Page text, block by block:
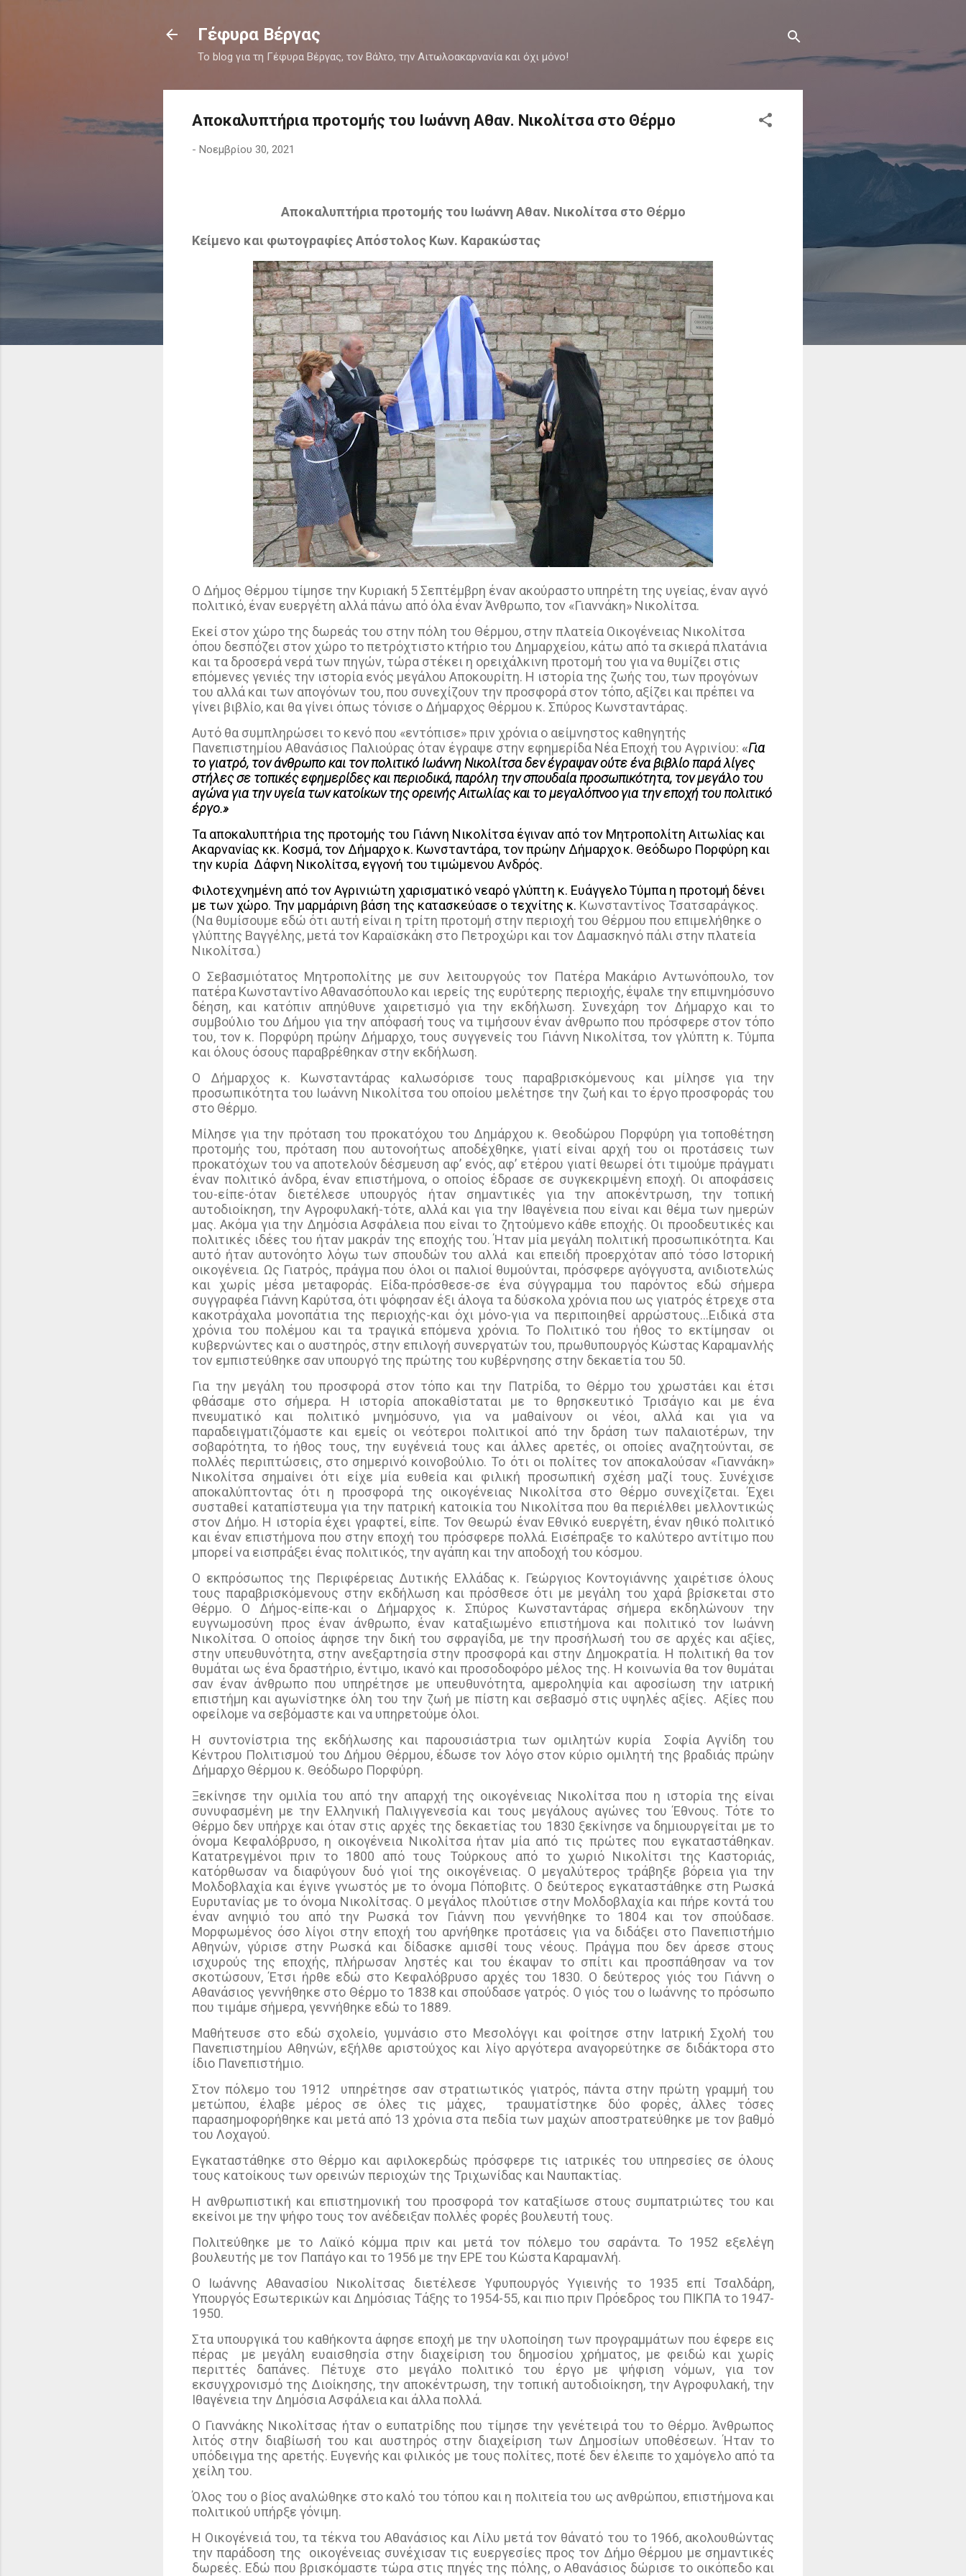
Γέφυρα Βέργας
Το blog για τη Γέφυρα Βέργας, τον Βάλτο, την Αιτωλοακαρνανία και όχι μόνο!
Αποκαλυπτήρια προτομής του Ιωάννη Αθαν. Νικολίτσα στο Θέρμο
- Νοεμβρίου 30, 2021
Αποκαλυπτήρια προτομής του Ιωάννη Αθαν. Νικολίτσα στο Θέρμο
Κείμενο και φωτογραφίες Απόστολος Κων. Καρακώστας
Ο Δήμος Θέρμου τίμησε την Κυριακή 5 Σεπτέμβρη έναν ακούραστο υπηρέτη της υγείας, έναν αγνό
πολιτικό, έναν ευεργέτη αλλά πάνω από όλα έναν Άνθρωπο, τον «Γιαννάκη» Νικολίτσα.
Εκεί στον χώρο της δωρεάς του στην πόλη του Θέρμου, στην πλατεία Οικογένειας Νικολίτσα
όπου δεσπόζει στον χώρο το πετρόχτιστο κτήριο του Δημαρχείου, κάτω από τα σκιερά πλατάνια
και τα δροσερά νερά των πηγών, τώρα στέκει η ορειχάλκινη προτομή του για να θυμίζει στις
επόμενες γενιές την ιστορία ενός μεγάλου Αποκουρίτη. Η ιστορία της ζωής του, των προγόνων
του αλλά και των απογόνων του, που συνεχίζουν την προσφορά στον τόπο, αξίζει και πρέπει να
γίνει βιβλίο, και θα γίνει όπως τόνισε ο Δήμαρχος Θέρμου κ. Σπύρος Κωνσταντάρας.
Αυτό θα συμπληρώσει το κενό που «εντόπισε» πριν χρόνια ο αείμνηστος καθηγητής
Πανεπιστημίου Αθανάσιος Παλιούρας όταν έγραψε στην εφημερίδα Νέα Εποχή του Αγρινίου: «Για
το γιατρό, τον άνθρωπο και τον πολιτικό Ιωάννη Νικολίτσα δεν έγραψαν ούτε ένα βιβλίο παρά λίγες
στήλες σε τοπικές εφημερίδες και περιοδικά, παρόλη την σπουδαία προσωπικότητα, τον μεγάλο του
αγώνα για την υγεία των κατοίκωντης ορεινής Αιτωλίας και το μεγαλόπνοο για την εποχή του πολιτικό
έργο.»
Τα αποκαλυπτήρια της προτομής του Γιάννη Νικολίτσα έγιναν από τον Μητροπολίτη Αιτωλίας και
Ακαρνανίας κκ. Κοσμά, τον Δήμαρχο κ. Κωνσταντάρα, τον πρώην Δήμαρχο κ. Θεόδωρο Πορφύρη και
την κυρία Δάφνη Νικολίτσα, εγγονή του τιμώμενου Ανδρός.
Φιλοτεχνημένη από τον Αγρινιώτη χαρισματικό νεαρό γλύπτη κ. Ευάγγελο Τύμπα η προτομή δένει
με των χώρο. Την μαρμάρινη βάση της κατασκεύασε ο τεχνίτης κ. Κωνσταντίνος Τσατσαράγκος.
(Να θυμίσουμε εδώ ότι αυτή είναι η τρίτη προτομή στην περιοχή του Θέρμου που επιμελήθηκε ο
γλύπτης Βαγγέλης, μετά τον Καραϊσκάκη στο Πετροχώρι και τον Δαμασκηνό πάλι στην πλατεία
Νικολίτσα.)
Ο Σεβασμιότατος Μητροπολίτης με συν λειτουργούς τον Πατέρα Μακάριο Αντωνόπουλο, τον
πατέρα Κωνσταντίνο Αθανασόπουλο και ιερείς της ευρύτερης περιοχής, έψαλε την επιμνημόσυνο
δέηση, και κατόπιν απηύθυνε χαιρετισμό για την εκδήλωση. Συνεχάρη τον Δήμαρχο και το
συμβούλιο του Δήμου για την απόφασή τους να τιμήσουν έναν άνθρωπο που πρόσφερε στον τόπο
του, τον κ. Πορφύρη πρώην Δήμαρχο, τους συγγενείς του Γιάννη Νικολίτσα, τον γλύπτη κ. Τύμπα
και όλους όσους παραβρέθηκαν στην εκδήλωση.
Ο Δήμαρχος κ. Κωνσταντάρας καλωσόρισε τους παραβρισκόμενους και μίλησε για την
προσωπικότητα του Ιωάννη Νικολίτσα του οποίου μελέτησε την ζωή και το έργο προσφοράς του
στο Θέρμο.
Μίλησε για την πρόταση του προκατόχου του Δημάρχου κ. Θεοδώρου Πορφύρη για τοποθέτηση
προτομής του, πρόταση που αυτονοήτως αποδέχθηκε, γιατί είναι αρχή του οι προτάσεις των
προκατόχων του να αποτελούν δέσμευση αφ’ ενός, αφ’ ετέρου γιατί θεωρεί ότι τιμούμε πράγματι
έναν πολιτικό άνδρα, έναν επιστήμονα, ο οποίος έδρασε σε συγκεκριμένη εποχή. Οι αποφάσεις
του-είπε-όταν διετέλεσε υπουργός ήταν σημαντικές για την αποκέντρωση, την τοπική
αυτοδιοίκηση, την Αγροφυλακή-τότε, αλλά και για την Ιθαγένεια που είναι και θέμα των ημερών
μας. Ακόμα για την Δημόσια Ασφάλεια που είναι το ζητούμενο κάθε εποχής. Οι προοδευτικές και
πολιτικές ιδέες του ήταν μακράν της εποχής του. Ήταν μία μεγάλη πολιτική προσωπικότητα. Και
αυτό ήταν αυτονόητο λόγω των σπουδών του αλλά
και επειδή προερχόταν από τόσο Ιστορική
οικογένεια. Ως Γιατρός, πράγμα που όλοι οι παλιοί θυμούνται, πρόσφερε αγόγγυστα, ανιδιοτελώς
και χωρίς μέσα μεταφοράς. Είδα-πρόσθεσε-σε ένα σύγγραμμα του παρόντος εδώ σήμερα
συγγραφέα Γιάννη Καρύτσα, ότι ψόφησαν έξι άλογα τα δύσκολα χρόνια που ως γιατρός έτρεχε στα
κακοτράχαλα μονοπάτια της περιοχής-και όχι μόνο-για να περιποιηθεί αρρώστους…Ειδικά στα
χρόνια του πολέμου και τα τραγικά επόμενα χρόνια. Το Πολιτικό του ήθος το εκτίμησαν
οι
κυβερνώντες και ο αυστηρός, στην επιλογή συνεργατών του, πρωθυπουργός Κώστας Καραμανλής
τον εμπιστεύθηκε σαν υπουργό της πρώτης του κυβέρνησης στην δεκαετία του 50.
Για την μεγάλη του προσφορά στον τόπο και την Πατρίδα, το Θέρμο του χρωστάει και έτσι
φθάσαμε στο σήμερα. Η ιστορία αποκαθίσταται με το θρησκευτικό Τρισάγιο και με ένα
πνευματικό και πολιτικό μνημόσυνο, για να μαθαίνουν οι νέοι, αλλά και για να
παραδειγματιζόμαστε και εμείς οι νεότεροι πολιτικοί από την δράση των παλαιοτέρων, την
σοβαρότητα, το ήθος τους, την ευγένειά τους και άλλες αρετές, οι οποίες αναζητούνται, σε
πολλές περιπτώσεις, στο σημερινό κοινοβούλιο. Το ότι οι πολίτες τον αποκαλούσαν «Γιαννάκη»
Νικολίτσα σημαίνει ότι είχε μία ευθεία και φιλική προσωπική σχέση μαζί τους. Συνέχισε
αποκαλύπτοντας ότι η προσφορά της οικογένειας Νικολίτσα στο Θέρμο συνεχίζεται. Έχει
συσταθεί καταπίστευμα για την πατρική κατοικία του Νικολίτσα που θα περιέλθει μελλοντικώς
στον Δήμο. Η ιστορία έχει γραφτεί, είπε. Τον Θεωρώ έναν Εθνικό ευεργέτη, έναν ηθικό πολιτικό
και έναν επιστήμονα που στην εποχή του πρόσφερε πολλά. Εισέπραξε το καλύτερο αντίτιμο που
μπορεί να εισπράξει ένας πολιτικός, την αγάπη και την αποδοχή του κόσμου.
Ο εκπρόσωπος της Περιφέρειας Δυτικής Ελλάδας κ. Γεώργιος Κοντογιάννης χαιρέτισε όλους
τους παραβρισκόμενους στην εκδήλωση και πρόσθεσε ότι με μεγάλη του χαρά βρίσκεται στο
Θέρμο. Ο Δήμος-είπε-και ο Δήμαρχος κ. Σπύρος Κωνσταντάρας σήμερα εκδηλώνουν την
ευγνωμοσύνη προς έναν άνθρωπο, έναν καταξιωμένο επιστήμονα και πολιτικό τον Ιωάννη
Νικολίτσα. Ο οποίος άφησε την δική του σφραγίδα, με την προσήλωσή του σε αρχές και αξίες,
στην υπευθυνότητα, στην ανεξαρτησία στην προσφορά και στην Δημοκρατία. Η πολιτική θα τον
θυμάται ως ένα δραστήριο, έντιμο, ικανό και προσοδοφόρο μέλος της. Η κοινωνία θα τον θυμάται
σαν έναν άνθρωπο που υπηρέτησε με υπευθυνότητα, αμεροληψία και αφοσίωση την ιατρική
επιστήμη και αγωνίστηκε όλη του την ζωή με πίστη και σεβασμό στις υψηλές αξίες. Αξίες που
οφείλομε να σεβόμαστε και να υπηρετούμε όλοι.
Η συντονίστρια της εκδήλωσης και παρουσιάστρια των ομιλητών κυρία
Σοφία Αγνίδη του
Κέντρου Πολιτισμού του Δήμου Θέρμου, έδωσε τον λόγο στον κύριο ομιλητή της βραδιάς πρώην
Δήμαρχο Θέρμου κ. Θεόδωρο Πορφύρη.
Ξεκίνησε την ομιλία του από την απαρχή της οικογένειας Νικολίτσα που η ιστορία της είναι
συνυφασμένη με την Ελληνική Παλιγγενεσία και τους μεγάλους αγώνες του Έθνους. Τότε το
Θέρμο δεν υπήρχε και όταν στις αρχές της δεκαετίας του 1830 ξεκίνησε να δημιουργείται με το
όνομα Κεφαλόβρυσο, η οικογένεια Νικολίτσα ήταν μία από τις πρώτες που εγκαταστάθηκαν.
Κατατρεγμένοι πριν το 1800 από τους Τούρκους από το χωριό Νικολίτσι της Καστοριάς,
κατόρθωσαν να διαφύγουν δυό γιοί της οικογένειας. Ο μεγαλύτερος τράβηξε βόρεια για την
Μολδοβλαχία και έγινε γνωστός με το όνομα Πόποβιτς. Ο δεύτερος εγκαταστάθηκε στη Ρωσκά
Ευρυτανίας με το όνομα Νικολίτσας. Ο μεγάλος πλούτισε στην Μολδοβλαχία και πήρε κοντά του
έναν ανηψιό του από την Ρωσκά τον Γιάννη που γεννήθηκε το 1804 και τον σπούδασε.
Μορφωμένος όσο λίγοι στην εποχή του αρνήθηκε προτάσεις για να διδάξει στο Πανεπιστήμιο
Αθηνών, γύρισε στην Ρωσκά και δίδασκε αμισθί τους νέους. Πράγμα που δεν άρεσε στους
ισχυρούς της εποχής, πλήρωσαν ληστές και του έκαψαν το σπίτι και προσπάθησαν να τον
σκοτώσουν, Έτσι ήρθε εδώ στο Κεφαλόβρυσο αρχές του 1830. Ο δεύτερος γιός του Γιάννη ο
Αθανάσιος γεννήθηκε στο Θέρμο το 1838 και σπούδασε γατρός. Ο γιός του ο Ιωάννης το πρόσωπο
που τιμάμε σήμερα, γεννήθηκε εδώ το 1889.
Μαθήτευσε στο εδώ σχολείο, γυμνάσιο στο Μεσολόγγι και φοίτησε στην Ιατρική Σχολή του
Πανεπιστημίου Αθηνών, εξήλθε αριστούχος και λίγο αργότερα αναγορεύτηκε σε διδάκτορα στο
ίδιο Πανεπιστήμιο.
Στον πόλεμο του 1912
υπηρέτησε σαν στρατιωτικός γιατρός, πάντα στην πρώτη γραμμή του
μετώπου, έλαβε μέρος σε όλες τις μάχες,
τραυματίστηκε δύο φορές, άλλες τόσες
παρασημοφορήθηκε και μετά από 13 χρόνια στα πεδία των μαχών αποστρατεύθηκε με τον βαθμό
του Λοχαγού.
Εγκαταστάθηκε στο Θέρμο και αφιλοκερδώς πρόσφερε τις ιατρικές του υπηρεσίες σε όλους
τους κατοίκους των ορεινών περιοχών της Τριχωνίδας και Ναυπακτίας.
Η ανθρωπιστική και επιστημονική του προσφορά τον καταξίωσε στους συμπατριώτες του και
εκείνοι με την ψήφο τους τον ανέδειξαν πολλές φορές βουλευτή τους.
Πολιτεύθηκε με το Λαϊκό κόμμα πριν και μετά τον πόλεμο του σαράντα. Το 1952 εξελέγη
βουλευτής με τον Παπάγο και το 1956 με την ΕΡΕ του Κώστα Καραμανλή.
Ο Ιωάννης Αθανασίου Νικολίτσας διετέλεσε Υφυπουργός Υγιεινής το 1935 επί Τσαλδάρη,
Υπουργός Εσωτερικών και Δημόσιας Τάξης το 1954-55, και πιο πριν Πρόεδρος του ΠΙΚΠΑ το 1947-
1950.
Στα υπουργικά του καθήκοντα άφησε εποχή με την υλοποίηση των προγραμμάτων που έφερε εις
πέρας
με μεγάλη ευαισθησία στην διαχείριση του δημοσίου χρήματος, με φειδώ και χωρίς
περιττές δαπάνες. Πέτυχε στο μεγάλο πολιτικό του έργο με ψήφιση νόμων, για τον
εκσυγχρονισμό της Διοίκησης, την αποκέντρωση, την τοπική αυτοδιοίκηση, την Αγροφυλακή, την
Ιθαγένεια την Δημόσια Ασφάλεια και άλλα πολλά.
Ο Γιαννάκης Νικολίτσας ήταν ο ευπατρίδης που τίμησε την γενέτειρά του το Θέρμο. Άνθρωπος
λιτός στην διαβίωσή του και αυστηρός στην διαχείριση των Δημοσίων υποθέσεων. Ήταν το
υπόδειγμα της αρετής. Ευγενής και φιλικός με τους πολίτες, ποτέ δεν έλειπε το χαμόγελο από τα
χείλη του.
Όλος του ο βίος αναλώθηκε στο καλό του τόπου και η πολιτεία του ως ανθρώπου, επιστήμονα και
πολιτικού υπήρξε γόνιμη.
Η Οικογένειά του, τα τέκνα του Αθανάσιος και Λίλυ μετά τον θάνατό του το 1966, ακολουθώντας
την παράδοση της
οικογένειας συνέχισαν τις ευεργεσίες προς τον Δήμο Θέρμου με σημαντικές
δωρεές. Εδώ που βρισκόμαστε τώρα στις πηγές της πόλης, ο Αθανάσιος δώρισε το οικόπεδο και